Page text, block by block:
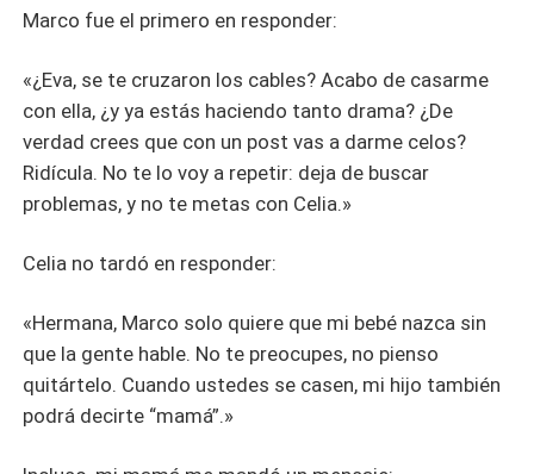
Marco fue el primero en responder:
«¿Eva, se te cruzaron los cables? Acabo de casarme
con ella, ¿y ya estás haciendo tanto drama? ¿De
verdad crees que con un post vas a darme celos?
Ridícula. No te lo voy a repetir: deja de buscar
problemas, y no te metas con Celia.»
Celia no tardó en responder:
«Hermana, Marco solo quiere que mi bebé nazca sin
que la gente hable. No te preocupes, no pienso
quitártelo. Cuando ustedes se casen, mi hijo también
podrá decirte “mamá”.»